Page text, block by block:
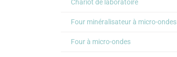
Chariot de laboratoire
Four minéralisateur à micro-ondes
Four à micro-ondes